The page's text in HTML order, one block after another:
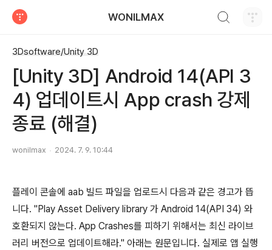
WONILMAX
3Dsoftware/Unity 3D
[Unity 3D] Android 14(API 3
4) 업데이트시 App crash 강제
종료 (해결)
wonilmax 2024. 7. 9. 10:44
플레이 콘솔에 aab 빌드 파일을 업로드시 다음과 같은 경고가 뜹
니다. "Play Asset Delivery library 가 Android 14(API 34) 와
호환되지 않는다. App Crashes를 피하기 위해서는 최신 라이브
러리 버전으로 업데이트해라." 아래는 원문입니다. 실제로 앱 실행